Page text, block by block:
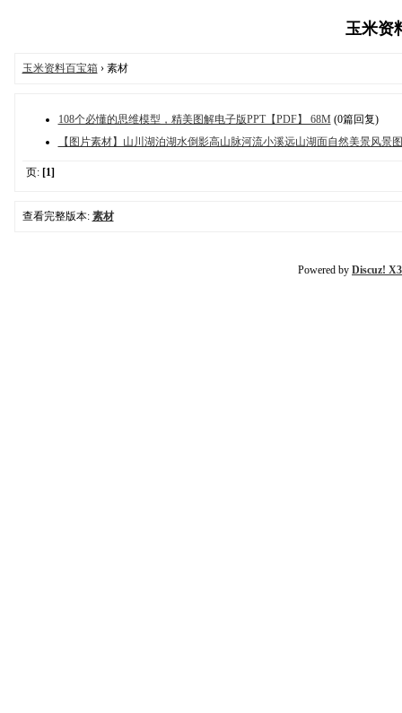
玉米资
玉米资料百宝箱 › 素材
108个必懂的思维模型，精美图解电子版PPT【PDF】 68M (0篇回复)
【图片素材】山川湖泊湖水倒影高山脉河流小溪远山湖面自然美景风景
页: [1]
查看完整版本: 素材
Powered by Discuz!